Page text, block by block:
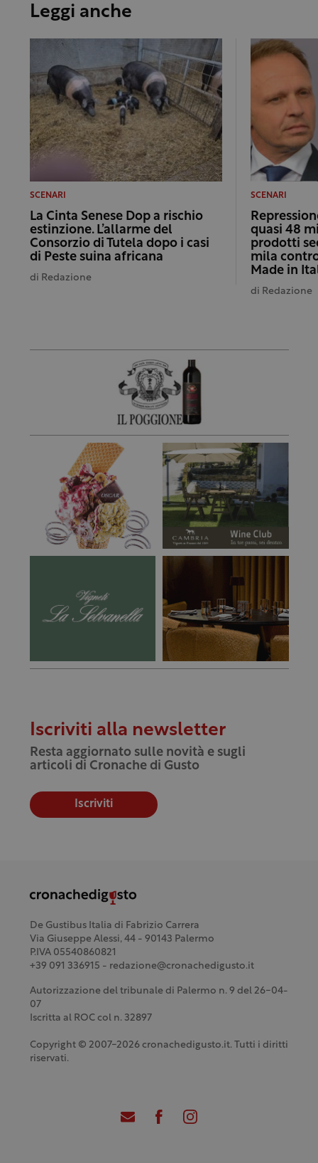
Leggi anche
SCENARI
La Cinta Senese Dop a rischio
estinzione. L’allarme del
Consorzio di Tutela dopo i casi
di Peste suina africana
di Redazione
SCENARI
quasi 48
prodotti
mila
Made in
di Redazione
Iscriviti alla newsletter
Resta aggiornato sulle novità e sugli
articoli di Cronache di Gusto
Iscriviti
De Gustibus Italia di Fabrizio Carrera
Via Giuseppe Alessi, 44 - 90143 Palermo
P.IVA 05540860821
+39 091 336915 - redazione@cronachedigusto.it
Autorizzazione del tribunale di Palermo n. 9 del 26-04-
07
Iscritta al ROC col n. 32897
Copyright © 2007-2026 cronachedigusto.it. Tutti i diritti
riservati.